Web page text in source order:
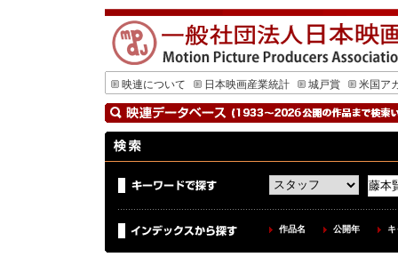
映連について 日本映画産業統計 城戸賞 米国ア
作品名 公開年